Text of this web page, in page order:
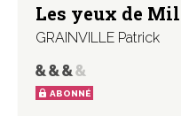
Les yeux de
GRAINVILLE Patrick
ABONNÉ